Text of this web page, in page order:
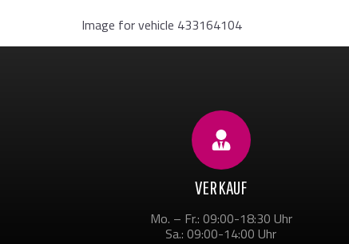
Image for vehicle 433164104
VERKAUF
Mo. – Fr.: 09:00-18:30 Uhr
Sa.: 09:00-14:00 Uhr